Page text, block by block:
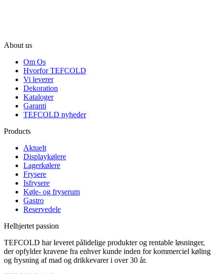
About us
Om Os
Hvorfor TEFCOLD
Vi leverer
Dekoration
Kataloger
Garanti
TEFCOLD nyheder
Products
Aktuelt
Displaykølere
Lagerkølere
Frysere
Isfrysere
Køle- og fryserum
Gastro
Reservedele
Helhjertet passion
TEFCOLD har leveret pålidelige produkter og rentable løsninger,
der opfylder kravene fra enhver kunde inden for kommerciel køling
og frysning af mad og drikkevarer i over 30 år.